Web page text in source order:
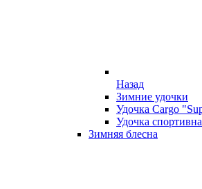
Назад
Зимние удочки
Удочка Cargo
Удочка
Зимняя блесна